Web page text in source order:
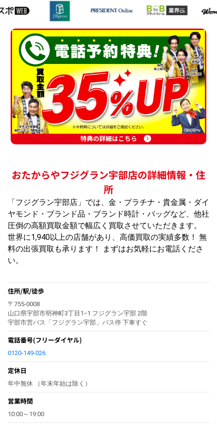
特典の詳細はこちら
おたからやフジグラン宇部店の詳細情報・住
所
「フジグラン宇部店」では、金・プラチナ・貴金属・ダイ
ヤモンド・ブランド品・ブランド時計・バッグなど、他社
圧倒の高額買取金額で幅広く買取させていただきます。
世界に1,940以上の店舗があり、高価買取の実績多数！ 無
料の出張買取も承ります！ まずはお気軽にお電話くださ
い。
住所/駅/徒歩
〒755-0008
山口県宇部市明神町3丁目1−1 フジグラン宇部 2階
宇部市営バス「フジグラン宇部」バス停 下車すぐ
電話番号(フリーダイヤル)
0120-149-026
定休日
年中無休 （年末年始は除く）
営業時間
10:00～19:00